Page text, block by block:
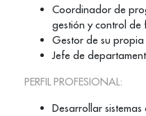
Coordinador de
gestión y control de
Gestor de su propia
Jefe de
PERFIL PROFESIONAL:
Desarrollar